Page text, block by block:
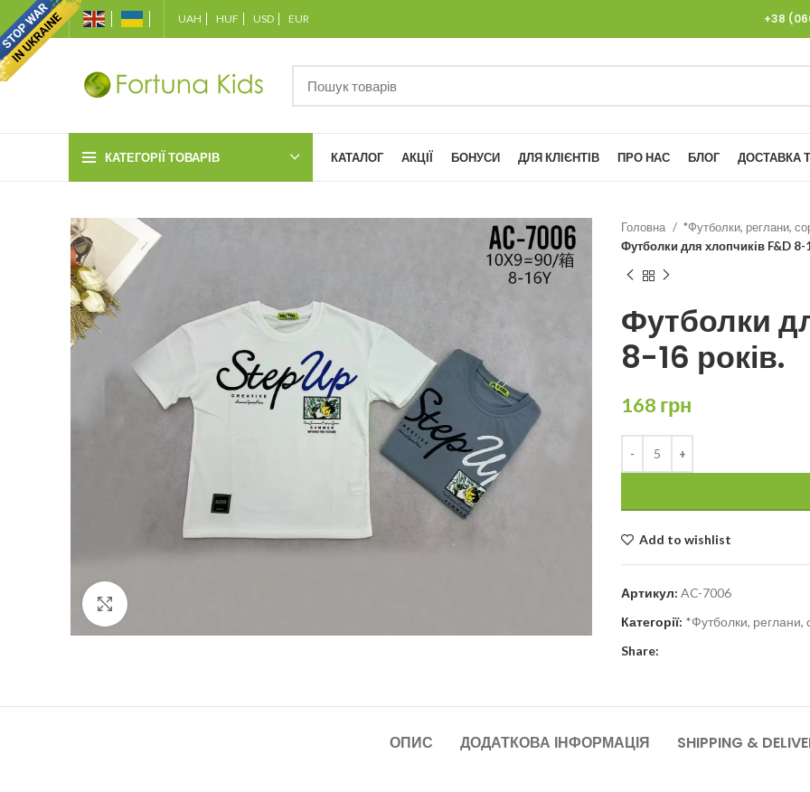
UAH HUF USD EUR +38
КАТЕГОРІЇ ТОВАРІВ КАТАЛОГ АКЦІЇ БОНУСИ ДЛЯ КЛІЄНТІВ ПРО НАС БЛОГ ДОСТАВКА
Головна *Футболки, реглани,
Футболки для хлопчиків F&D 8-
Футболки
8-16 років.
168 грн
Add to wishlist
Артикул: AC-7006
Категорії: *Футболки, реглани,
Share:
ОПИС ДОДАТКОВА ІНФОРМАЦІЯ SHIPPING &